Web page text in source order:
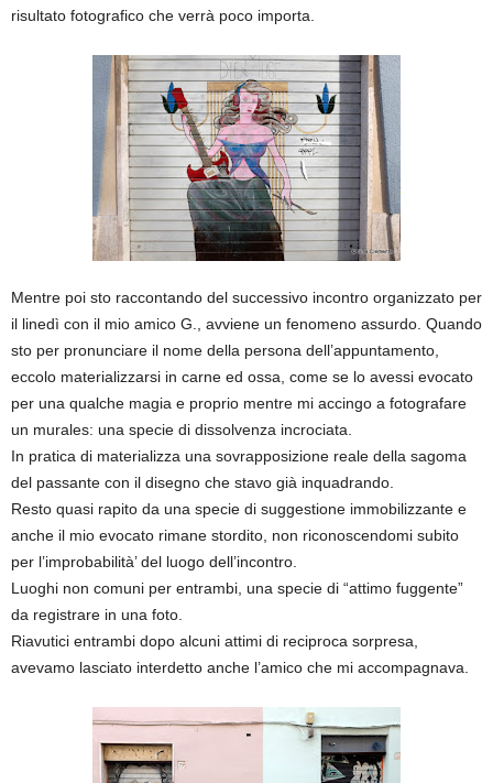
risultato fotografico che verrà poco importa.
Mentre poi sto raccontando del successivo incontro organizzato per
il linedì con il mio amico G., avviene un fenomeno assurdo. Quando
sto per pronunciare il nome della persona dell’appuntamento,
eccolo materializzarsi in carne ed ossa, come se lo avessi evocato
per una qualche magia e proprio mentre mi accingo a fotografare
un murales: una specie di dissolvenza incrociata.
In pratica di materializza una sovrapposizione reale della sagoma
del passante con il disegno che stavo già inquadrando.
Resto quasi rapito da una specie di suggestione immobilizzante e
anche il mio evocato rimane stordito, non riconoscendomi subito
per l’improbabilità’ del luogo dell’incontro.
Luoghi non comuni per entrambi, una specie di “attimo fuggente”
da registrare in una foto.
Riavutici entrambi dopo alcuni attimi di reciproca sorpresa,
avevamo lasciato interdetto anche l’amico che mi accompagnava.